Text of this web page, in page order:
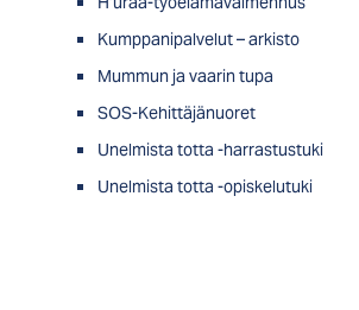
Kumppanipalvelut – arkisto
Mummun ja vaarin tupa
SOS-Kehittäjänuoret
Unelmista totta -harrastustuki
Unelmista totta -opiskelutuki